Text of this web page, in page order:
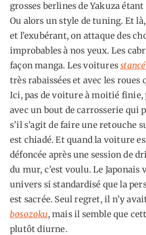
grosses berlines de Yakuza
Ou alors un style de tuning. Et
et l’exubérant, on attaque des
improbables à nos yeux. Les
façon manga. Les voitures
très rabaissées et avec les roues
Ici, pas de voiture à moitié finie,
avec un bout de carrosserie qui
s’il s’agit de faire une retouche
est chiadé. Et quand la voiture
défoncée après une session de
du mur, c’est voulu. Le Japonais
univers si standardisé que la
est sacrée. Seul regret, il n’y
bosozoku, mais il semble que
plutôt diurne.